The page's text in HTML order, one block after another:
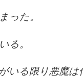
った。
る。
いる限り悪魔は